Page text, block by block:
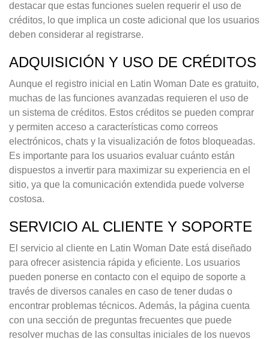
destacar que estas funciones suelen requerir el uso de
créditos, lo que implica un coste adicional que los usuarios
deben considerar al registrarse.
ADQUISICIÓN Y USO DE CRÉDITOS
Aunque el registro inicial en Latin Woman Date es gratuito,
muchas de las funciones avanzadas requieren el uso de
un sistema de créditos. Estos créditos se pueden comprar
y permiten acceso a características como correos
electrónicos, chats y la visualización de fotos bloqueadas.
Es importante para los usuarios evaluar cuánto están
dispuestos a invertir para maximizar su experiencia en el
sitio, ya que la comunicación extendida puede volverse
costosa.
SERVICIO AL CLIENTE Y SOPORTE
El servicio al cliente en Latin Woman Date está diseñado
para ofrecer asistencia rápida y eficiente. Los usuarios
pueden ponerse en contacto con el equipo de soporte a
través de diversos canales en caso de tener dudas o
encontrar problemas técnicos. Además, la página cuenta
con una sección de preguntas frecuentes que puede
resolver muchas de las consultas iniciales de los nuevos